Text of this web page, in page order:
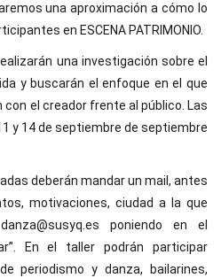
una aproximación a cómo lo
en ESCENA PATRIMONIO.
una investigación sobre el
y buscarán el enfoque en el que
el creador frente al público. Las
y 14 de septiembre de septiembre
deberán mandar un mail, antes
motivaciones, ciudad a la que
poniendo en el
En el taller podrán participar
periodismo y danza, bailarines,